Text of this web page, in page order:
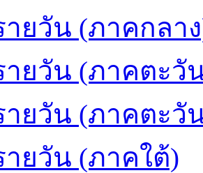
ยวัน (ภาคกลา
ยวัน (ภาคตะวั
ยวัน (ภาคตะวั
ยวัน (ภาคใต้)